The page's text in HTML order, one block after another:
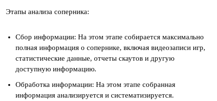
Этапы анализа соперника:
Сбор информации: На этом этапе собирается максимально
полная информация о сопернике, включая видеозаписи игр,
статистические данные, отчеты скаутов и другую
доступную информацию.
Обработка информации: На этом этапе собранная
информация анализируется и систематизируется.